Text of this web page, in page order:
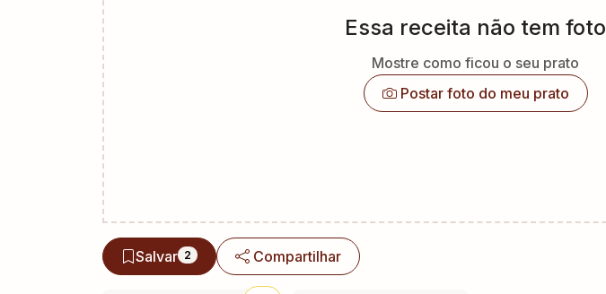
Essa receita não tem foto
Mostre como ficou o seu prato
Postar foto do meu prato
Salvar 2 Compartilhar